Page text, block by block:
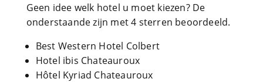
Geen idee welk hotel u moet kiezen? De
onderstaande zijn met 4 sterren beoordeeld.
Best Western Hotel Colbert
Hotel ibis Chateauroux
Hôtel Kyriad Chateauroux